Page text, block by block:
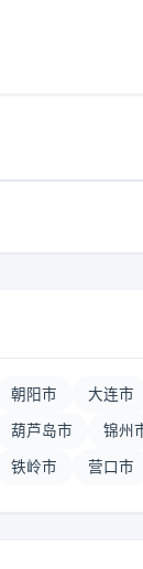
朝阳市 大连市
葫芦岛市 锦州
铁岭市 营口市